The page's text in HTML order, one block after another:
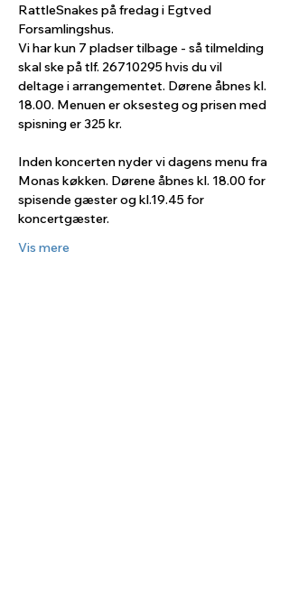
RattleSnakes på fredag i Egtved
Forsamlingshus.
Vi har kun 7 pladser tilbage - så tilmelding
skal ske på tlf. 26710295 hvis du vil
deltage i arrangementet. Dørene åbnes kl.
18.00. Menuen er oksesteg og prisen med
spisning er 325 kr.
Inden koncerten nyder vi dagens menu fra
Monas køkken. Dørene åbnes kl. 18.00 for
spisende gæster og kl.19.45 for
koncertgæster.
Vis mere